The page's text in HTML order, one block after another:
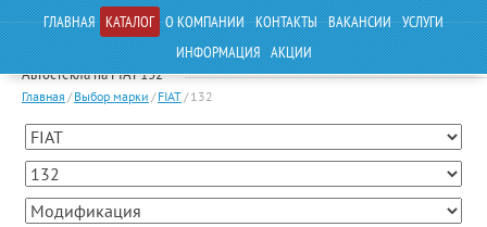
ГЛАВНАЯ КАТАЛОГ О КОМПАНИИ КОНТАКТЫ ВАКАНСИИ УСЛУГИ
ИНФОРМАЦИЯ АКЦИИ
Автостекла на FIAT 132
Главная / Выбор марки / FIAT/ 132